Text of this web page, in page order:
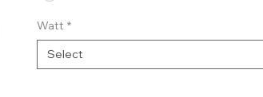
Watt *
Select